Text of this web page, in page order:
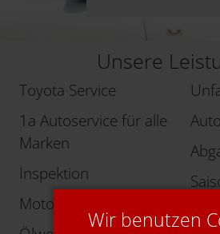
Unsere
Toyota Service
1a Autoservice für alle
Marken
Inspektion
Motordiagnose
Wir benutzen